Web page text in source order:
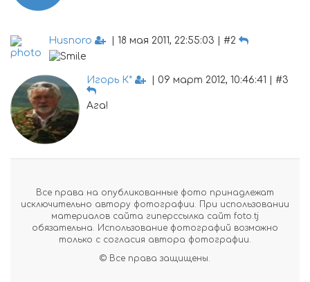
Husnoro | 18 мая 2011, 22:55:03 | #2
Игорь К* | 09 март 2012, 10:46:41 | #3
Ага!
Все права на опубликованные фото принадлежат
исключительно автору фотографии. При использовании
материалов сайта гиперссылка сайт foto.tj
обязательна. Использование фотографий возможно
только с согласия автора фотографии.
© Все права защищены.